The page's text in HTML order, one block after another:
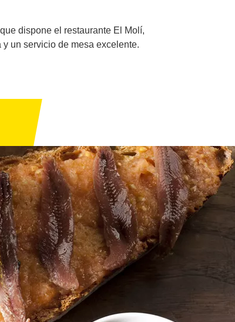
dispone el restaurante El Molí,
un servicio de mesa excelente.